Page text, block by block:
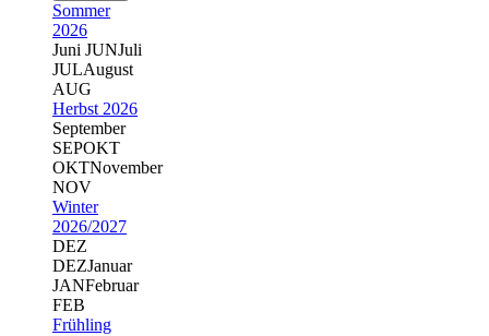
Sommer
2026
Juni JUNJuli
JULAugust
AUG
Herbst 2026
September
SEPOKT
OKTNovember
NOV
Winter
2026/2027
DEZ
DEZJanuar
JANFebruar
FEB
Frühling